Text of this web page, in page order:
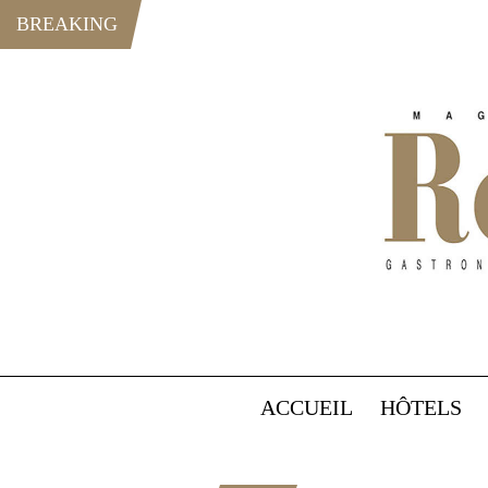
BREAKING
ACCUEIL HÔTELS